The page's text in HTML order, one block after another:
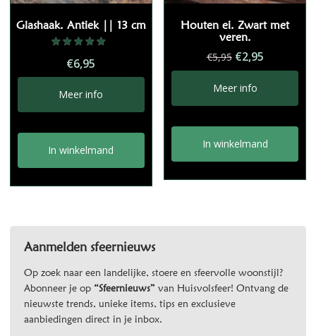
Glashaak. Antiek || 13 cm
5.00
uit 5
€6,95
Meer info
In winkelmand
Houten ei. Zwart met
veren.
€5,95
prijs
was:
€5,95.
€2,95Huidige
prijs
€2,95.
Meer info
In winkelmand
Aanmelden sfeernieuws
Op zoek naar een landelijke, stoere en sfeervolle woonstijl?
Abonneer je op “Sfeernieuws” van Huisvolsfeer! Ontvang de
nieuwste trends, unieke items, tips en exclusieve
aanbiedingen direct in je inbox.